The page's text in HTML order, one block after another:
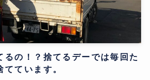
るの！？捨てるデーでは毎回た
てています。